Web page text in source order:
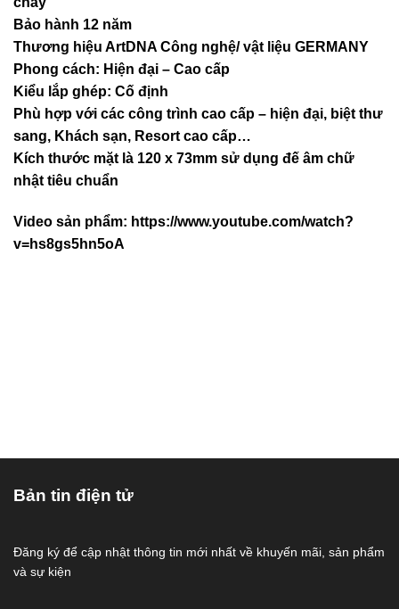
Bảo hành 12 năm
Thương hiệu ArtDNA Công nghệ/ vật liệu GERMANY
Phong cách: Hiện đại – Cao cấp
Kiểu lắp ghép: Cố định
Phù hợp với các công trình cao cấp – hiện đại, biệt thư
sang, Khách sạn, Resort cao cấp…
Kích thước mặt là 120 x 73mm sử dụng đế âm chữ
nhật tiêu chuẩn
Video sản phẩm: https://www.youtube.com/watch?
v=hs8gs5hn5oA
Bản tin điện tử
Đăng ký để cập nhật thông tin mới nhất về khuyến mãi, sản phẩm
và sự kiện